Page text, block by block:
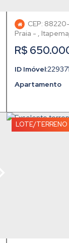
Apartamento
R$
CEP:
Praia
, Itapema
LOTE/TERRENO